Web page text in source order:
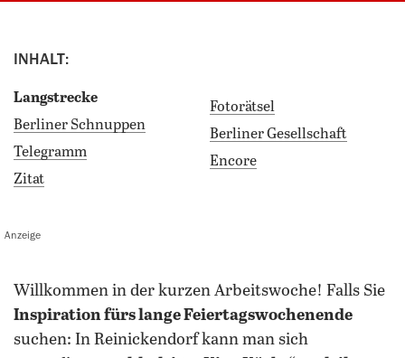
INHALT:
Langstrecke
Berliner Schnuppen
Telegramm
Zitat
Fotorätsel
Berliner Gesellschaft
Encore
Anzeige
willkommen in der kurzen Arbeitswoche! Falls Sie
Inspiration fürs lange Feiertagswochenende
suchen: In Reinickendorf kann man sich